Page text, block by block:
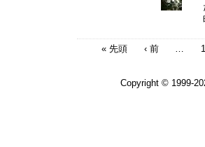
« 先頭
‹ 前
Copyright © 1999-